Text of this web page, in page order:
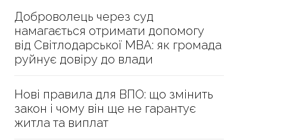
Доброволець через суд
намагається отримати допомогу
від Світлодарської МВА: як громада
руйнує довіру до влади
Нові правила для ВПО: що змінить
закон і чому він ще не гарантує
житла та виплат